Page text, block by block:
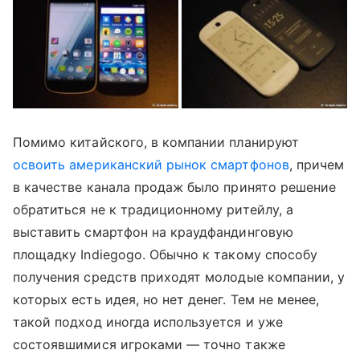
Помимо китайского, в компании планируют
освоить американский рынок смартфонов, причем
в качестве канала продаж было принято решение
обратиться не к традиционному ритейлу, а
выставить смартфон на краудфандинговую
площадку Indiegogo. Обычно к такому способу
получения средств приходят молодые компании, у
которых есть идея, но нет денег. Тем не менее,
такой подход иногда используется и уже
состоявшимися игроками — точно также